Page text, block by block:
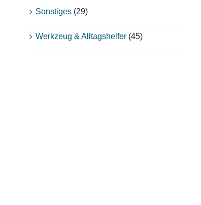
Sonstiges (29)
Werkzeug & Alltagshelfer (45)